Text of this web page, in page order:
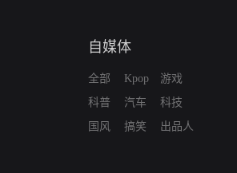
自媒体
全部
科普
国风
Kpop
汽车
搞笑
游戏
科技
出品人